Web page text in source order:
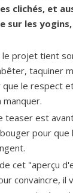
clichés, et
sur les
projet tient
taquiner
le respect
manquer.
teaser est
pour que
cet "aperçu
convaincre, il